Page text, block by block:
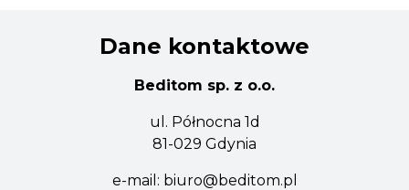
Dane kontaktowe
Beditom sp. z o.o.
ul. Północna 1d
81-029 Gdynia
e-mail: biuro@beditom.pl